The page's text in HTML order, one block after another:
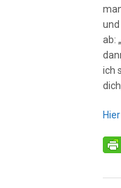
und
ab:
ich